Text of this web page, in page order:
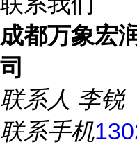
成都万象宏
司
联系人 李锐
联系手机